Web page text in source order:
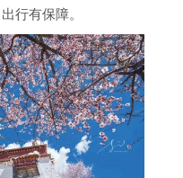
行有保障。